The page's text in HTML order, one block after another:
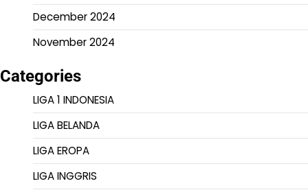
December 2024
November 2024
Categories
LIGA 1 INDONESIA
LIGA BELANDA
LIGA EROPA
LIGA INGGRIS